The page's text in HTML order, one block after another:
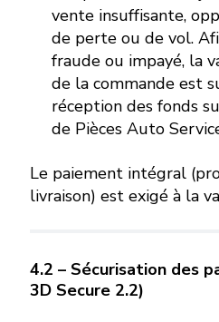
vente insuffisante,
de perte ou de vol.
fraude ou impayé, la
de la commande est
réception des fonds
de Pièces Auto
Le paiement intégral
livraison) est exigé à la
4.2 – Sécurisation des
3D Secure 2.2)